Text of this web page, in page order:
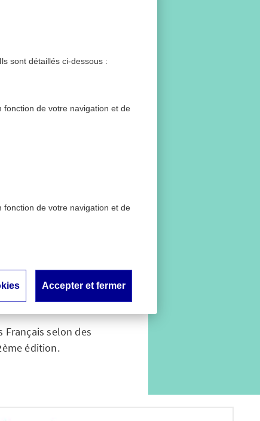
!
Français selon des
édition.
sont détaillés ci-dessous :
fonction de votre navigation et de
fonction de votre navigation et de
Accepter et fermer